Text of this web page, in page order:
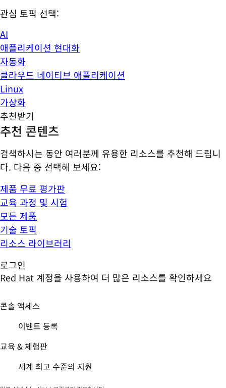
관심 토픽 선택:
AI
애플리케이션 현대화
자동화
클라우드 네이티브 애플리케이션
Linux
가상화
추천받기
추천 콘텐츠
검색하시는 동안 여러분께 유용한 리소스를 추천해 드립니
다. 다음 중 선택해 보세요:
제품 무료 평가판
교육 과정 및 시험
모든 제품
기술 토픽
리소스 라이브러리
로그인
Red Hat 계정을 사용하여 더 많은 리소스를 확인하세요
콘솔 액세스
이벤트 등록
교육 & 체험판
세계 최고 수준의 지원